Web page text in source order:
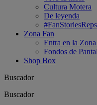
Cultura Motera
De leyenda
Zona Fan
Entra en la Zona
Fondos de
Shop Box
Buscador
Buscador